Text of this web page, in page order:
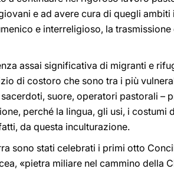
e ad avere cura di quegli ambiti
e interreligioso, la
assai significativa di migranti e
di costoro che sono tra i più
suore, operatori pastorali –
perché la lingua, gli usi, i costumi
da questa inculturazione.
sono stati celebrati i primi otto
«pietra miliare nel cammino della